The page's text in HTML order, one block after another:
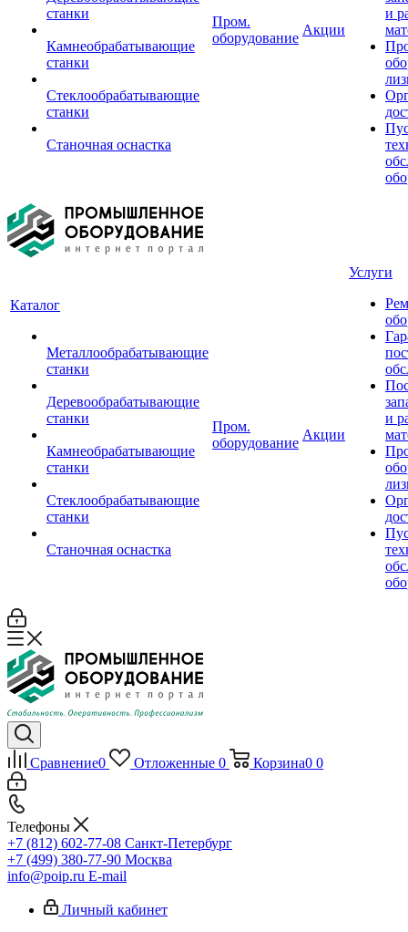
станки
Камнеобрабатывающие
станки
Стеклообрабатывающие
станки
Станочная оснастка
Пром.
оборудование
Акции
и
Каталог
Металлообрабатывающие
станки
Деревообрабатывающие
станки
Камнеобрабатывающие
станки
Стеклообрабатывающие
станки
Станочная оснастка
Пром.
оборудование
Акции
Услуги
и
Сравнение0 Отложенные 0 Корзина0 0
Телефоны
+7 (812) 602-77-08 Санкт-Петербург
+7 (499) 380-77-90 Москва
info@poip.ru E-mail
Личный кабинет